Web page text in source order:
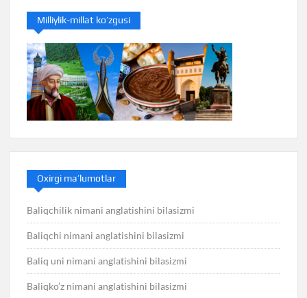
Milliylik-millat ko’zgusi
Oxirgi ma’lumotlar
Baliqchilik nimani anglatishini bilasizmi
Baliqchi nimani anglatishini bilasizmi
Baliq uni nimani anglatishini bilasizmi
Baliqko’z nimani anglatishini bilasizmi